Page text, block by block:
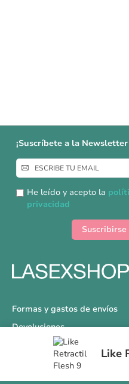
Like
¡Suscríbete a la
Inscríbase
a
nuestro
boletín
He leído y acepto la
privacidad
Suscribirse
Formas y gastos de envíos
Devoluciones
Información Tallas
Protección a Compradores
Nuestra Tienda